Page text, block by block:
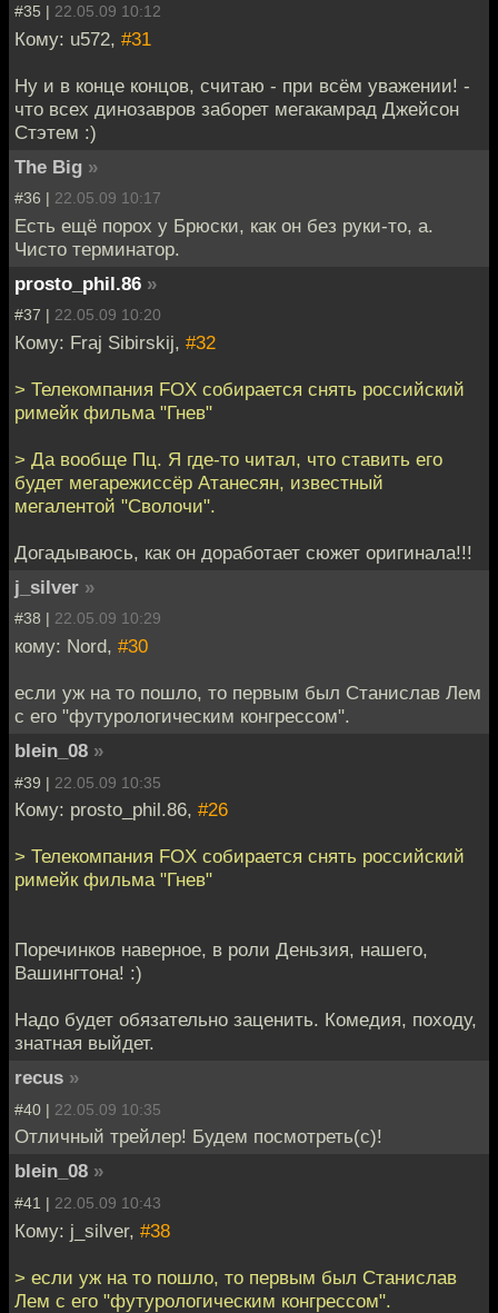
#35 | 22.05.09 10:12
Кому: u572, #31
Ну и в конце концов, считаю - при всём уважении! -
что всех динозавров заборет мегакамрад Джейсон
Стэтем :)
The Big »
#36 | 22.05.09 10:17
Есть ещё порох у Брюски, как он без руки-то, а.
Чисто терминатор.
prosto_phil.86 »
#37 | 22.05.09 10:20
Кому: Fraj Sibirskij, #32
> Телекомпания FOX собирается снять российский
римейк фильма "Гнев"
> Да вообще Пц. Я где-то читал, что ставить его
будет мегарежиссёр Атанесян, известный
мегалентой "Сволочи".
Догадываюсь, как он доработает сюжет оригинала!!!
j_silver »
#38 | 22.05.09 10:29
кому: Nord, #30
если уж на то пошло, то первым был Станислав Лем
с его "футурологическим конгрессом".
blein_08 »
#39 | 22.05.09 10:35
Кому: prosto_phil.86, #26
> Телекомпания FOX собирается снять российский
римейк фильма "Гнев"
Поречинков наверное, в роли Деньзия, нашего,
Вашингтона! :)
Надо будет обязательно заценить. Комедия, походу,
знатная выйдет.
recus »
#40 | 22.05.09 10:35
Отличный трейлер! Будем посмотреть(с)!
blein_08 »
#41 | 22.05.09 10:43
Кому: j_silver, #38
> если уж на то пошло, то первым был Станислав
Лем с его "футурологическим конгрессом".